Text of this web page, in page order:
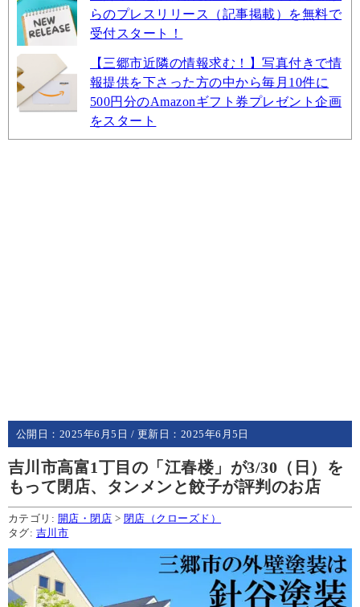
らのプレスリリース（記事掲載）を無料で
受付スタート！
【三郷市近隣の情報求む！】写真付きで情
報提供を下さった方の中から毎月10件に
500円分のAmazonギフト券プレゼント企画
をスタート
公開日： 2025年6月5日 / 更新日： 2025年6月5日
吉川市高富1丁目の「江春楼」が3/30（日）を
もって閉店、タンメンと餃子が評判のお店
カテゴリ: 開店・閉店 > 閉店（クローズド）
タグ: 吉川市